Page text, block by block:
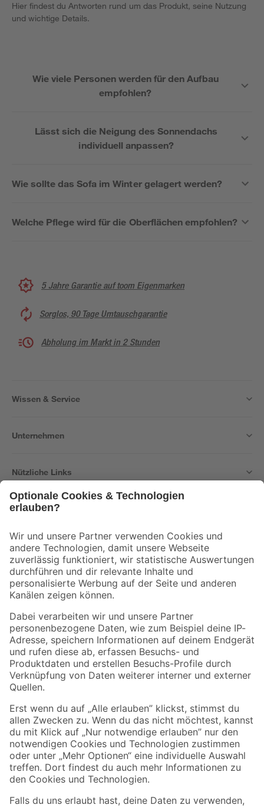
Hier findest du Antworten rund um das Produkt, seine Nutzung
und wichtige Details.
Wie viele Personen werden für den Aufbau
empfohlen?
Lässt sich die Neigung des Sonnendachs
individuell anpassen?
Wie sollte das Sofa im Winter gelagert werden?
Welche Pflege wird für die Oberflächen empfohlen?
5 Jahre Garantie auf toom Eigenmarken
Sorglos, 90 Tage Umtauschgarantie
Abholung im Markt in 2 Stunden
Wissen & Service
Unternehmen
Nützliche Links
Der toom Newsletter: Keine Angebote und Aktionen mehr verpassen!
Zur Newsletter Anmeldung
Folge uns
Zahlungsarten Versandarten
Sicher einkaufen
Jetzt die toom-App herunterladen